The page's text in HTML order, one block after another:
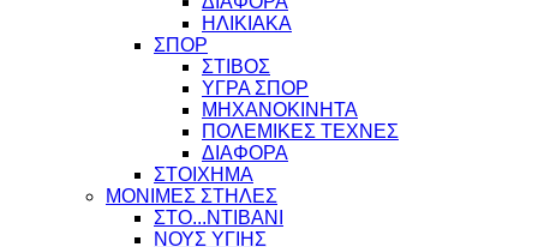
ΗΛΙΚΙΑΚΑ
ΣΠΟΡ
ΣΤΙΒΟΣ
ΥΓΡΑ ΣΠΟΡ
ΜΗΧΑΝΟΚΙΝΗΤΑ
ΠΟΛΕΜΙΚΕΣ ΤΕΧΝΕΣ
ΔΙΑΦΟΡΑ
ΣΤΟΙΧΗΜΑ
ΜΟΝΙΜΕΣ ΣΤΗΛΕΣ
ΣΤΟ...ΝΤΙΒΑΝΙ
ΝΟΥΣ ΥΓΙΗΣ